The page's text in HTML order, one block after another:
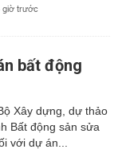
giờ trước
bất động
Xây dựng, dự thảo
Bất động sản sửa
với dự án...